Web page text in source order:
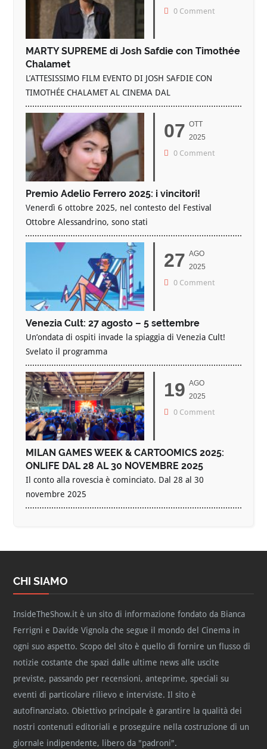
0 Comment
MARTY SUPREME di Josh Safdie con Timothée
Chalamet
L’ATTESISSIMO FILM EVENTO DI JOSH SAFDIE CON
TIMOTHÉE CHALAMET AL CINEMA DAL
07 OTT
2025
0 Comment
Premio Adelio Ferrero 2025: i vincitori!
Venerdì 6 ottobre 2025, nel contesto del Festival
Ottobre Alessandrino, sono stati
27 AGO
2025
0 Comment
Venezia Cult: 27 agosto – 5 settembre
Un’ondata di ospiti invade la spiaggia di Venezia Cult!
Svelato il programma
19 AGO
2025
0 Comment
MILAN GAMES WEEK & CARTOOMICS 2025:
ONLIFE DAL 28 AL 30 NOVEMBRE 2025
Il conto alla rovescia è cominciato. Dal 28 al 30
novembre 2025
CHI SIAMO
InsideTheShow.it è un sito di informazione fondato da Bianca
Ferrigni e Davide Vignola che segue il mondo del Cinema in
ogni suo aspetto. Scopo del sito è quello di fornire un flusso di
notizie costante che spazi dalle ultime news alle uscite
previste, passando per recensioni, anteprime, speciali su
eventi di particolare rilievo e interviste. Il sito è
autofinanziato. Obiettivo principale è garantire la qualità dei
nostri contenuti editoriali e proseguire nella costruzione di un
giornale indipendente, libero da "padroni".